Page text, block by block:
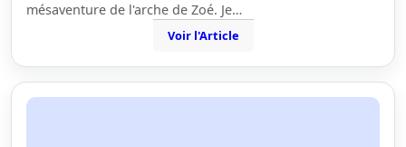
mésaventure de l'arche de Zoé. Je…
Voir l'Article